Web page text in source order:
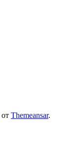
от Themeansar.